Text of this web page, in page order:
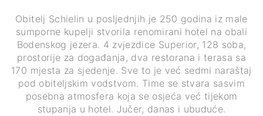
Obitelj Schielin u posljednjih je 250 godina iz male
sumporne kupelji stvorila renomirani hotel na obali
Bodenskog jezera. 4 zvjezdice Superior, 128 soba,
prostorije za događanja, dva restorana i terasa sa
170 mjesta za sjedenje. Sve to je već sedmi naraštaj
pod obiteljskim vodstvom. Time se stvara sasvim
posebna atmosfera koja se osjeća već tijekom
stupanja u hotel. Jučer, danas i ubuduće.